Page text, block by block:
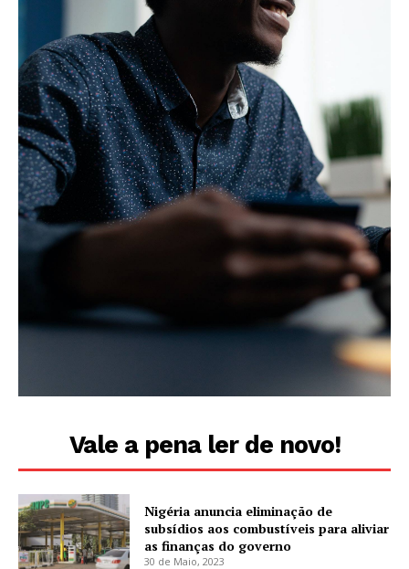
Vale a pena ler de novo!
Nigéria anuncia eliminação de
subsídios aos combustíveis para aliviar
as finanças do governo
30 de Maio, 2023